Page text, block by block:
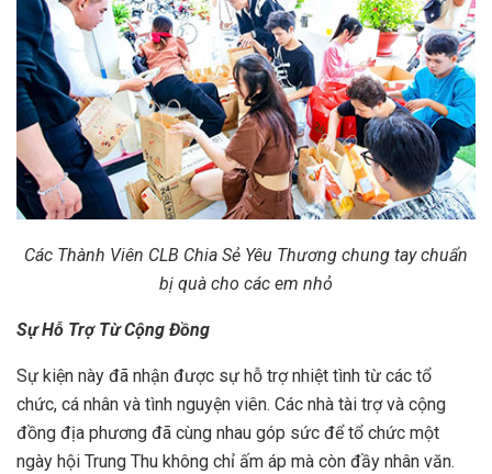
Các Thành Viên CLB Chia Sẻ Yêu Thương chung tay chuẩn
bị quà cho các em nhỏ
Sự Hỗ Trợ Từ Cộng Đồng
Sự kiện này đã nhận được sự hỗ trợ nhiệt tình từ các tổ
chức, cá nhân và tình nguyện viên. Các nhà tài trợ và cộng
đồng địa phương đã cùng nhau góp sức để tổ chức một
ngày hội Trung Thu không chỉ ấm áp mà còn đầy nhân văn.